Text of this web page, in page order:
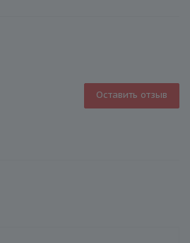
Оставить отзыв